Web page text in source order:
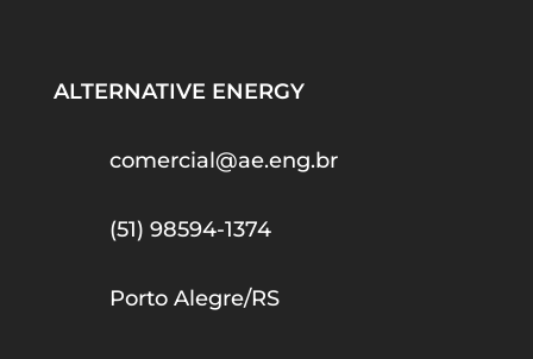
ALTERNATIVE ENERGY
comercial@ae.eng.br
(51) 98594-1374
Porto Alegre/RS